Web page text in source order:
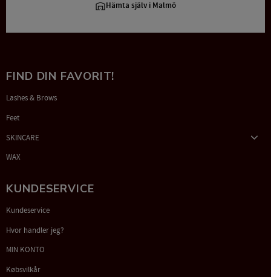
Hämta själv i Malmö
FIND DIN FAVORIT!
Lashes & Brows
Feet
SKINCARE
WAX
KUNDESERVICE
Kundeservice
Hvor handler jeg?
MIN KONTO
Købsvilkår